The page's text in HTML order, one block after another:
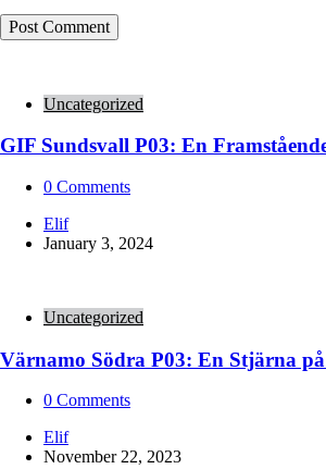
Uncategorized
GIF Sundsvall P03: En
0 Comments
Posted
by
Elif
January 3, 2024
Uncategorized
Värnamo Södra P03: En Stjärna
0 Comments
Posted
by
Elif
November 22, 2023